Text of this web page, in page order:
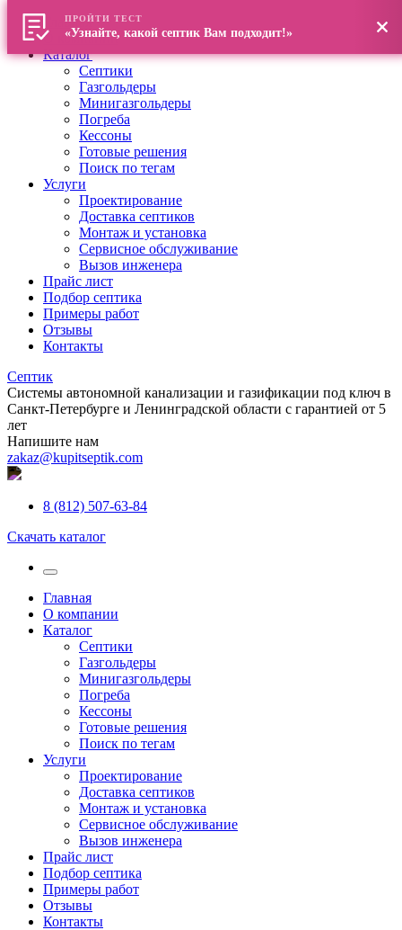
Главная
О компании
Каталог
Септики
Газгольдеры
Минигазгольдеры
Погреба
Кессоны
Готовые решения
Поиск по тегам
Услуги
Проектирование
Доставка септиков
Монтаж и установка
Сервисное обслуживание
Вызов инженера
Прайс лист
Подбор септика
Примеры работ
Отзывы
Контакты
Септик
Системы автономной канализации и газификации под ключ в
Санкт-Петербурге и Ленинградской области с гарантией от 5
лет
Напишите нам
zakaz@kupitseptik.com
8 (812) 507-63-84
Скачать каталог
Главная
О компании
Каталог
Септики
Газгольдеры
Минигазгольдеры
Погреба
Кессоны
Готовые решения
Поиск по тегам
Услуги
Проектирование
Доставка септиков
Монтаж и установка
Сервисное обслуживание
Вызов инженера
Прайс лист
Подбор септика
Примеры работ
Отзывы
Контакты
ПРОЙТИ ТЕСТ
«Узнайте, какой септик Вам подходит!»